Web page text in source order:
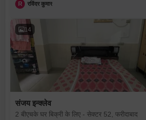
R रविंदर कुमार
14
संजय इन्क्लेव
2 बीएचके घर बिक्री के लिए - सेक्टर 52, फरीदाबाद